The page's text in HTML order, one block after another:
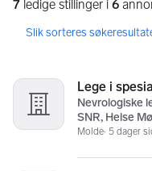
7 ledige stillinger i 6
Lege i
Nevrologiske
SNR, Helse
Molde 5 dager